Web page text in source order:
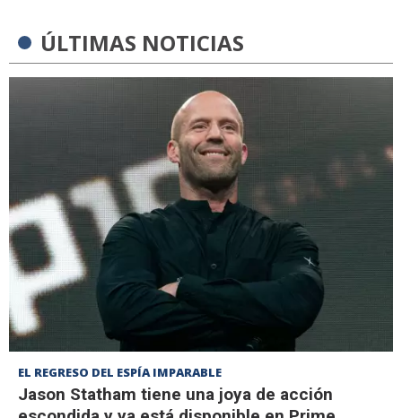
ÚLTIMAS NOTICIAS
EL REGRESO DEL ESPÍA IMPARABLE
Jason Statham tiene una joya de acción